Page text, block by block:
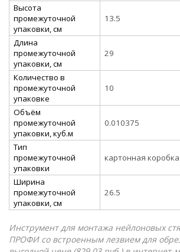
Высота
промежуточной
упаковки, см
13.5
Длина
промежуточной
упаковки, см
29
Количество в
промежуточной
упаковке
10
Объём
промежуточной
упаковки, куб.м
0.010375
Тип
промежуточной
упаковки
картонная коробка
Ширина
промежуточной
упаковки, см
26.5
Инструмент для монтажа нейлоновых
ПРОФИ со встроенным лезвием для